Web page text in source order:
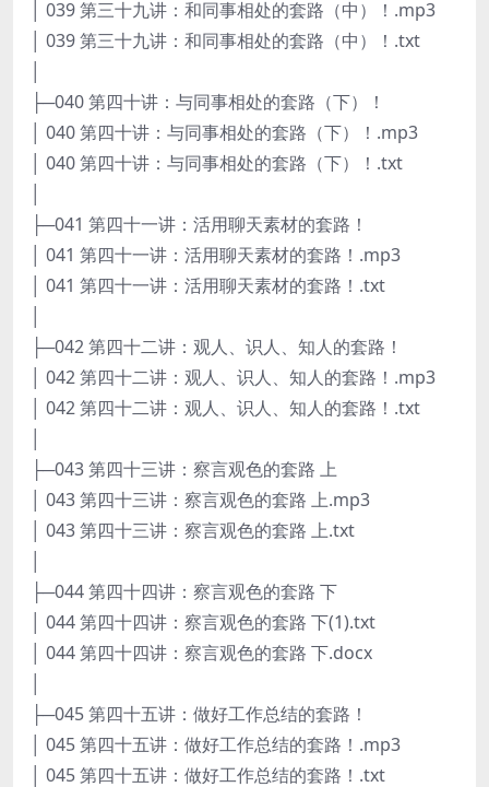
│ 039 第三十九讲：和同事相处的套路（中）！.mp3
│ 039 第三十九讲：和同事相处的套路（中）！.txt
├─040 第四十讲：与同事相处的套路（下）！
│ 040 第四十讲：与同事相处的套路（下）！.mp3
│ 040 第四十讲：与同事相处的套路（下）！.txt
├─041 第四十一讲：活用聊天素材的套路！
│ 041 第四十一讲：活用聊天素材的套路！.mp3
│ 041 第四十一讲：活用聊天素材的套路！.txt
├─042 第四十二讲：观人、识人、知人的套路！
│ 042 第四十二讲：观人、识人、知人的套路！.mp3
│ 042 第四十二讲：观人、识人、知人的套路！.txt
├─043 第四十三讲：察言观色的套路 上
│ 043 第四十三讲：察言观色的套路 上.mp3
│ 043 第四十三讲：察言观色的套路 上.txt
├─044 第四十四讲：察言观色的套路 下
│ 044 第四十四讲：察言观色的套路 下(1).txt
│ 044 第四十四讲：察言观色的套路 下.docx
├─045 第四十五讲：做好工作总结的套路！
│ 045 第四十五讲：做好工作总结的套路！.mp3
│ 045 第四十五讲：做好工作总结的套路！.txt